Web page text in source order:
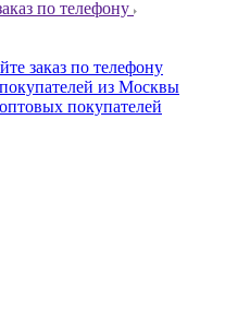
по телефону
заказ по телефону
из Москвы
покупателей